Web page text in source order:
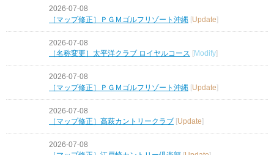
2026-07-08
［マップ修正］ＰＧＭゴルフリゾート沖縄 [Update]
2026-07-08
［名称変更］太平洋クラブ ロイヤルコース [Modify]
2026-07-08
［マップ修正］ＰＧＭゴルフリゾート沖縄 [Update]
2026-07-08
［マップ修正］高萩カントリークラブ [Update]
2026-07-08